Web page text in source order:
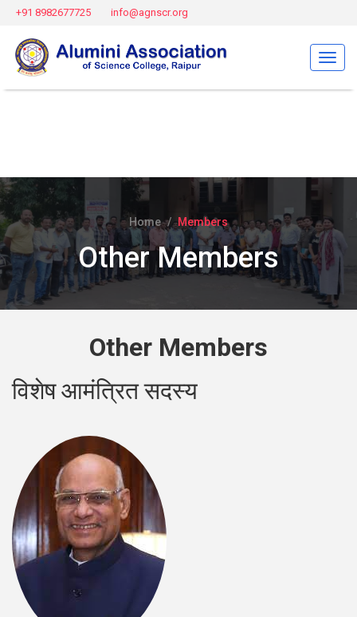
+91 8982677725 info@agnscr.org
Menu
Home Members
Other Members
Other Members
विशेष आमंत्रित सदस्य